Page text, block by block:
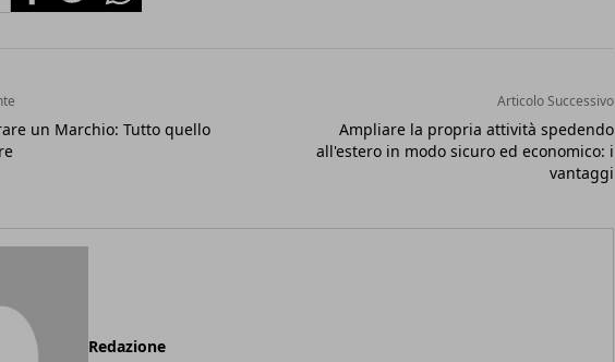
un Marchio: Tutto quello
Articolo Successivo
Ampliare la propria attività spedendo
all'estero in modo sicuro ed economico: i
vantaggi
Redazione